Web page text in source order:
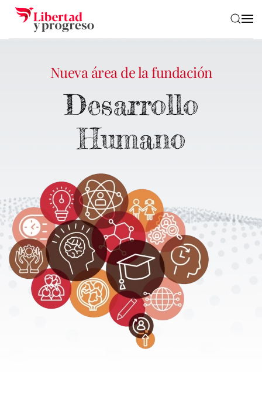
Skip to main content
Nueva área de la fundación
Desarrollo
Humano